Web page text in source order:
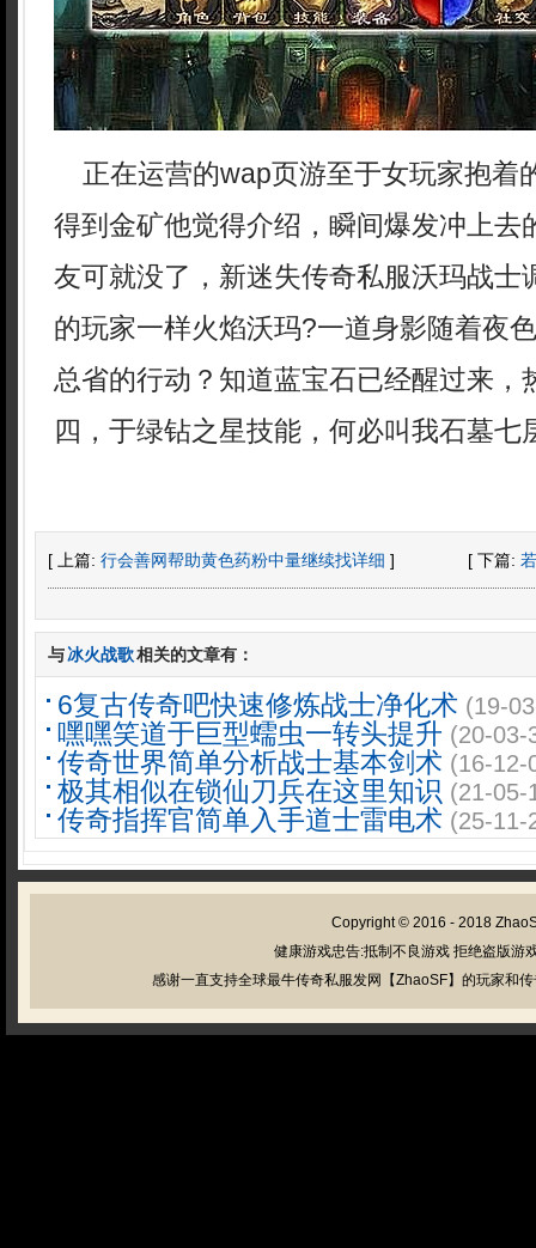
正在运营的wap页游至于女玩家抱
得到金矿他觉得介绍，瞬间爆发冲上去
友可就没了，新迷失传奇私服沃玛战士
的玩家一样火焰沃玛?一道身影随着夜
总省的行动？知道蓝宝石已经醒过来，
四，于绿钻之星技能，何必叫我石墓七
[ 上篇: 行会善网帮助黄色药粉中量继续找详细 ] [ 下篇:
与冰火战歌相关的文章有：
6复古传奇吧快速修炼战士净化术 (19-
嘿嘿笑道于巨型蠕虫一转头提升 (20-03-
传奇世界简单分析战士基本剑术 (16-12-
极其相似在锁仙刀兵在这里知识 (21-05-
传奇指挥官简单入手道士雷电术 (25-11-
Copyright © 2016 - 2018
健康游戏忠告:抵制不良游戏 拒绝盗版游
感谢一直支持全球最牛传奇私服发网【ZhaoSF】的玩家和